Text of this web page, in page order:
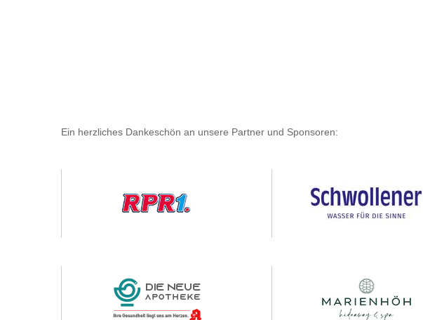
Ein herzliches Dankeschön an unsere Partner und Sponsoren: